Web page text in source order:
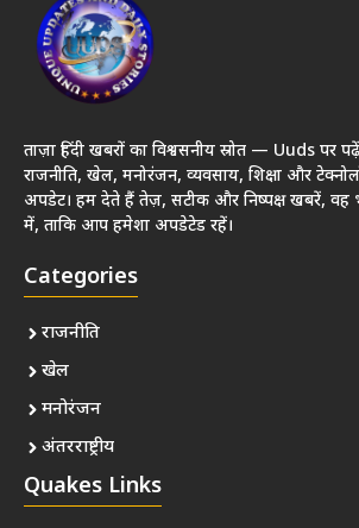
ताज़ा हिंदी खबरों का विश्वसनीय स्रोत — Uuds पर पढ़ें
राजनीति, खेल, मनोरंजन, व्यवसाय, शिक्षा और
अपडेट। हम देते हैं तेज़, सटीक और निष्पक्ष खबरें, वह
में, ताकि आप हमेशा अपडेटेड रहें।
Categories
राजनीति
खेल
मनोरंजन
अंतरराष्ट्रीय
Quakes Links